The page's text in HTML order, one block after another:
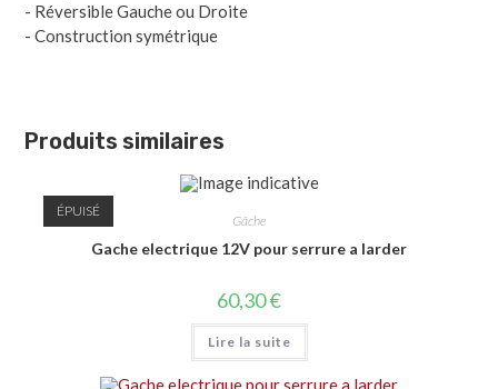
- Réversible Gauche ou Droite
- Construction symétrique
Produits similaires
ÉPUISÉ
Gâche
Gache electrique 12V pour serrure a larder
60,30€
Lire la suite